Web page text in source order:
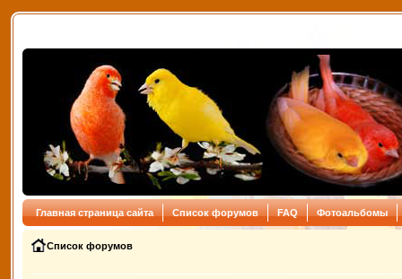
Главная страница сайта Список форумов FAQ Фотоальбомы
Список форумов